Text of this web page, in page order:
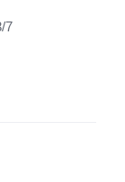
7